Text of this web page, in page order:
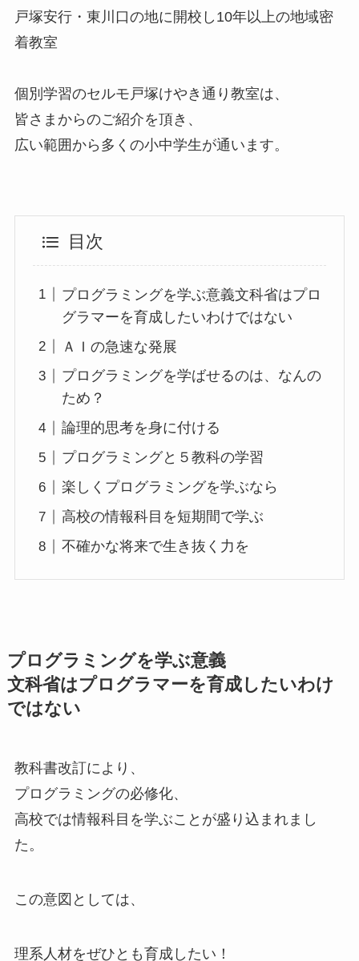
戸塚安行・東川口の地に開校し10年以上の地域密
着教室
個別学習のセルモ戸塚けやき通り教室は、
皆さまからのご紹介を頂き、
広い範囲から多くの小中学生が通います。
目次
プログラミングを学ぶ意義文科省はプロ
グラマーを育成したいわけではない
ＡＩの急速な発展
プログラミングを学ばせるのは、なんの
ため？
論理的思考を身に付ける
プログラミングと５教科の学習
楽しくプログラミングを学ぶなら
高校の情報科目を短期間で学ぶ
不確かな将来で生き抜く力を
プログラミングを学ぶ意義
文科省はプログラマーを育成したいわけ
ではない
教科書改訂により、
プログラミングの必修化、
高校では情報科目を学ぶことが盛り込まれまし
た。
この意図としては、
理系人材をぜひとも育成したい！